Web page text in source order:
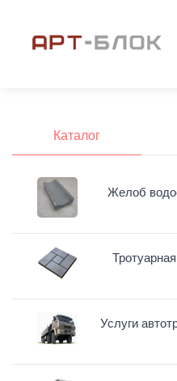
Каталог
Желоб
Услуги